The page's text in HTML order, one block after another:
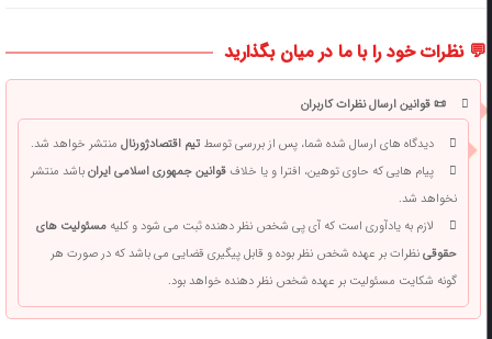
💬 نظرات خود را با ما در میان بگذارید
📜 قوانین ارسال نظرات کاربران
دیدگاه های ارسال شده شما، پس از بررسی توسطتیم اقتصادژورنالمنتشر خواهد شد.
پیام هایی که حاوی توهین، افترا و یا خلافقوانین جمهوری اسلامی ایرانباشد منتشر
نخواهد شد.
لازم به یادآوری است که آی پی شخص نظر دهنده ثبت می شود و کلیهمسئولیت های
حقوقینظرات بر عهده شخص نظر بوده و قابل پیگیری قضایی می باشد که در صورت هر
گونه شکایت مسئولیت بر عهده شخص نظر دهنده خواهد بود.